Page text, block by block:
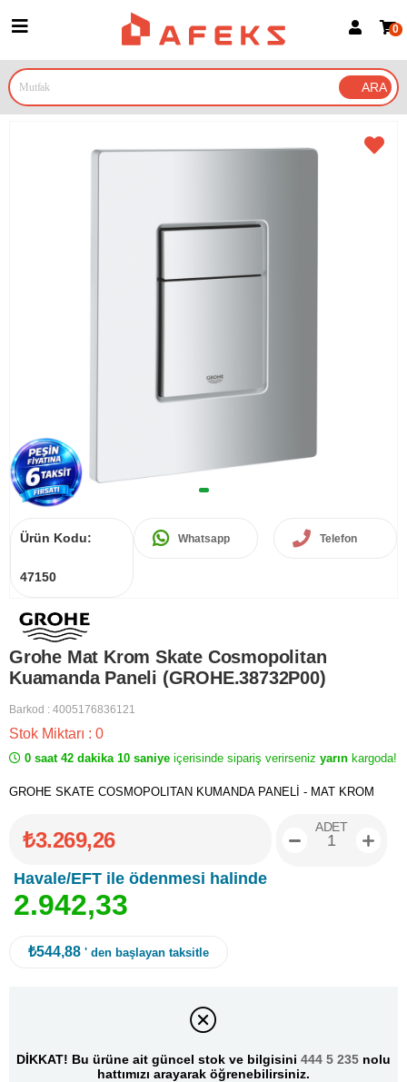
Google İle Bağlan
0
Ürün Kodu:
47150
Whatsapp Telefon
Grohe Mat Krom Skate Cosmopolitan
Kuamanda Paneli (GROHE.38732P00)
Barkod : 4005176836121
Stok Miktarı : 0
0 saat 42 dakika 10 saniye içerisinde sipariş verirseniz yarın kargoda!
GROHE SKATE COSMOPOLITAN KUMANDA PANELİ - MAT KROM
₺3.269,26
Havale/EFT ile ödenmesi halinde
2.942,33
ADET
₺544,88 ' den başlayan taksitle
DİKKAT! Bu ürüne ait güncel stok ve bilgisini 444 5 235 nolu
hattımızı arayarak öğrenebilirsiniz.